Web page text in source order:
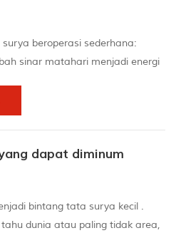
beroperasi sederhana:
sinar matahari menjadi energi
searah (arus searah) menjadi
balik) yang mungkin dimiliki
ya...
dapat diminum
bintang tata surya kecil .
dunia atau paling tidak area,